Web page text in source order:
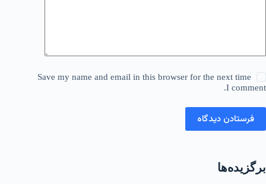
Save my name and email in this browser for the next time
I comment.
فرستادن دیدگاه
برگزیده‌ها